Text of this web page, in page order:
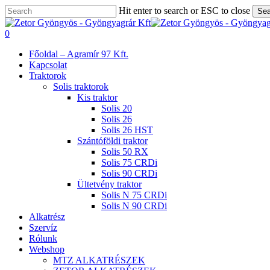
Skip
to
main
Hit enter to search or ESC to close
Close
Search
search
0
Főoldal – Agramír 97 Kft.
Kapcsolat
Traktorok
Solis traktorok
Kis traktor
Solis 20
Solis 26
Solis 26 HST
Szántóföldi traktor
Solis 50 RX
Solis 75 CRDi
Solis 90 CRDi
Ültetvény traktor
Solis N 75 CRDi
Solis N 90 CRDi
Alkatrész
Szervíz
Rólunk
Webshop
MTZ ALKATRÉSZEK